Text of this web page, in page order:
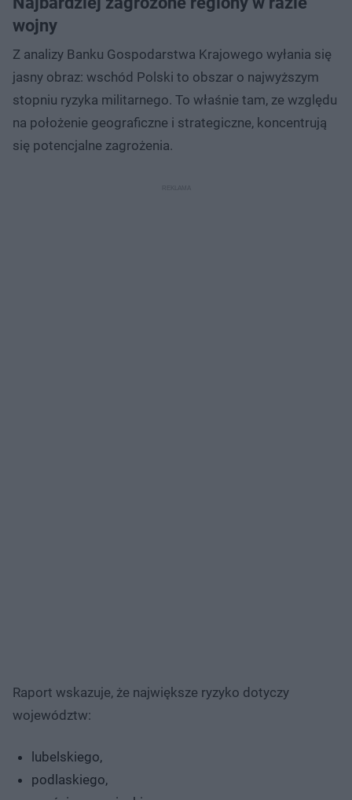
wojny
Z analizy Banku Gospodarstwa Krajowego wyłania się
jasny obraz: wschód Polski to obszar o najwyższym
stopniu ryzyka militarnego. To właśnie tam, ze względu
na położenie geograficzne i strategiczne, koncentrują
się potencjalne zagrożenia.
Raport wskazuje, że największe ryzyko dotyczy
województw:
lubelskiego,
podlaskiego,